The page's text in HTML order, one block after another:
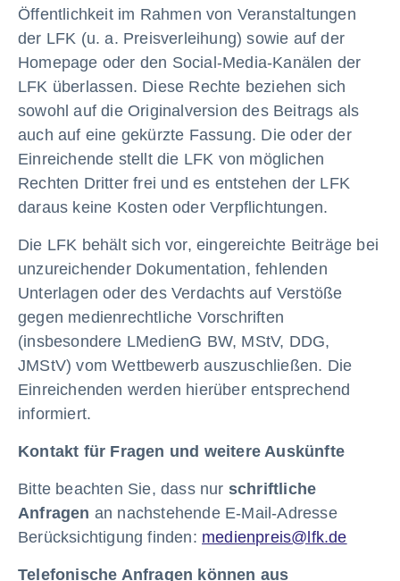
Öffentlichkeit im Rahmen von Veranstaltungen
der LFK (u. a. Preisverleihung) sowie auf der
Homepage oder den Social-Media-Kanälen der
LFK überlassen. Diese Rechte beziehen sich
sowohl auf die Originalversion des Beitrags als
auch auf eine gekürzte Fassung. Die oder der
Einreichende stellt die LFK von möglichen
Rechten Dritter frei und es entstehen der LFK
daraus keine Kosten oder Verpflichtungen.
Die LFK behält sich vor, eingereichte Beiträge bei
unzureichender Dokumentation, fehlenden
Unterlagen oder des Verdachts auf Verstöße
gegen medienrechtliche Vorschriften
(insbesondere LMedienG BW, MStV, DDG,
JMStV) vom Wettbewerb auszuschließen. Die
Einreichenden werden hierüber entsprechend
informiert.
Kontakt für Fragen und weitere Auskünfte
Bitte beachten Sie, dass nur schriftliche
Anfragen an nachstehende E-Mail-Adresse
Berücksichtigung finden: medienpreis@lfk.de
Telefonische Anfragen können aus